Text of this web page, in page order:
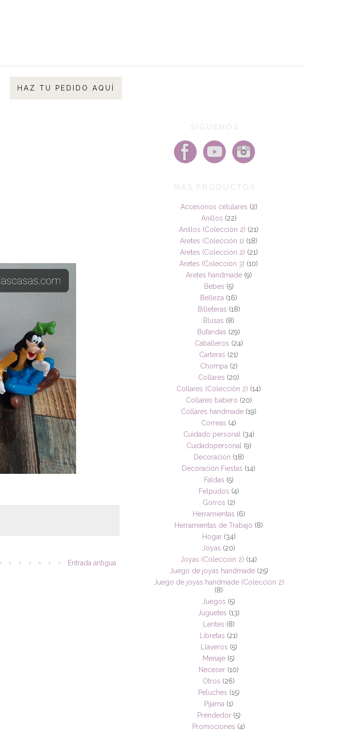
HAZ TU PEDIDO AQUÍ
Entrada antigua
Accesorios celulares (2)
Anillos (22)
Anillos (Colección 2) (21)
Aretes (Colección 1) (18)
Aretes (Colección 2) (21)
Aretes (Colección 3) (10)
Aretes handmade (9)
Bebes (5)
Belleza (16)
Billeteras (18)
Blusas (8)
Bufandas (29)
Caballeros (24)
Carteras (21)
Chompa (2)
Collares (20)
Collares (Colección 2) (14)
Collares babero (20)
Collares handmade (19)
Correas (4)
Cuidado personal (34)
Cuidadopersonal (9)
Decoración (18)
Decoración Fiestas (14)
Faldas (5)
Felpudos (4)
Gorros (2)
Herramientas (6)
Herramientas de Trabajo (8)
Hogar (34)
Joyas (20)
Joyas (Colección 2) (14)
Juego de joyas handmade (25)
Juego de joyas handmade (Colección 2)
(8)
Juegos (5)
Juguetes (13)
Lentes (8)
Libretas (21)
Llaveros (5)
Menaje (5)
Neceser (10)
Otros (26)
Peluches (15)
Pijama (1)
Prendedor (5)
Promociones (4)